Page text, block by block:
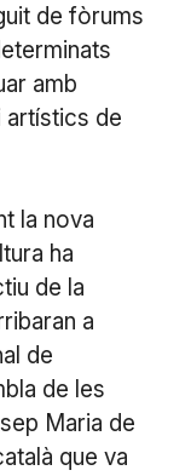
de fòrums
amb
artístics de
la nova
ha
de la
a
de
de les
Maria de
que va